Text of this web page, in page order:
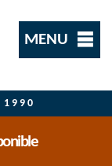
MENU
1990